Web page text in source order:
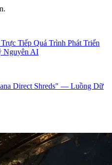
Tiếp Quá Trình Phát Triển
Nguyên AI
Direct Shreds" — Luồng Dữ